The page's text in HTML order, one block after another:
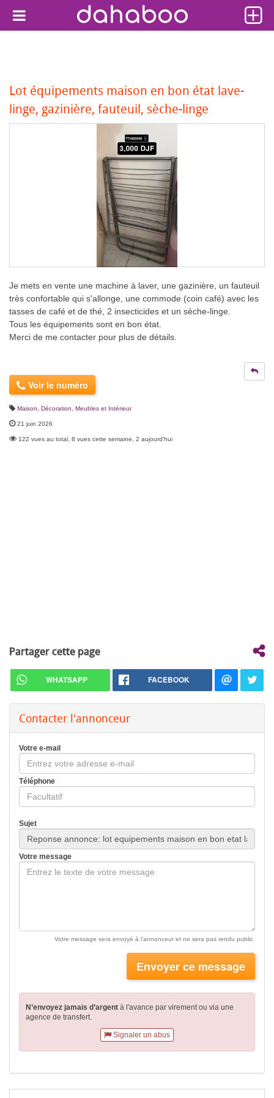
Lot équipements maison en bon état lave-
linge, gazinière, fauteuil, sèche-linge
Je mets en vente une machine à laver, une gazinière, un fauteuil
très confortable qui s'allonge, une commode (coin café) avec les
tasses de café et de thé, 2 insecticides et un sèche-linge.
Tous les équipements sont en bon état.
Merci de me contacter pour plus de détails.
Voir le numéro
Maison, Décoration Meubles et Intérieur
21 juin 2026
122 vues au total, 8 vues cette semaine, 2 aujourd'hui
Partager cette page
WHATSAPP FACEBOOK
Contacter l'annonceur
Votre e-mail
Téléphone
Sujet
Votre message
Votre message sera envoyé à l'annonceur et ne sera pas rendu public.
Envoyer ce message
N’envoyez jamais d’argent à l'avance par virementou via une
agence de transfert.
Signaler un abus